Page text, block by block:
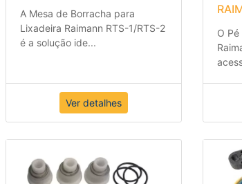
MESA DE BORRACHA
A Mesa de Borracha para
é a solução ide...
Ver detalhes
PE